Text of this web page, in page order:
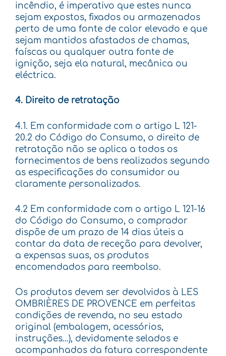
incêndio, é imperativo que estes nunca
sejam expostos, fixados ou armazenados
perto de uma fonte de calor elevado e que
sejam mantidos afastados de chamas,
faíscas ou qualquer outra fonte de
ignição, seja ela natural, mecânica ou
eléctrica.
4. Direito de retratação
4.1. Em conformidade com o artigo L 121-
20.2 do Código do Consumo, o direito de
retratação não se aplica a todos os
fornecimentos de bens realizados segundo
as especificações do consumidor ou
claramente personalizados.
4.2 Em conformidade com o artigo L 121-16
do Código do Consumo, o comprador
dispõe de um prazo de 14 dias úteis a
contar da data de receção para devolver,
a expensas suas, os produtos
encomendados para reembolso.
Os produtos devem ser devolvidos à LES
OMBRIÈRES DE PROVENCE em perfeitas
condições de revenda, no seu estado
original (embalagem, acessórios,
instruções…), devidamente selados e
acompanhados da fatura correspondente